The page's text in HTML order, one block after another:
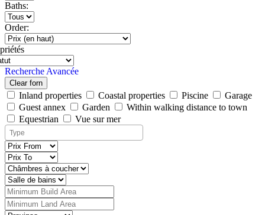
Baths:
Order:
Recherche Avancée
Clear forn
Inland properties Coastal properties Piscine
Garage
Guest annex
Garden
Within walking distance to town
Equestrian
Vue sur mer